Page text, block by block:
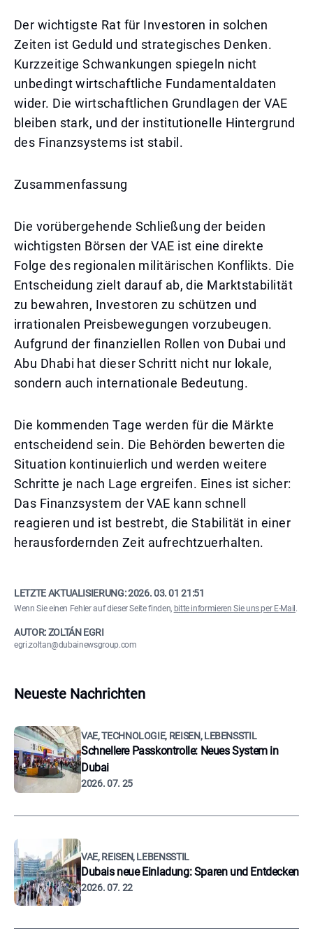
Der wichtigste Rat für Investoren in solchen
Zeiten ist Geduld und strategisches Denken.
Kurzzeitige Schwankungen spiegeln nicht
unbedingt wirtschaftliche Fundamentaldaten
wider. Die wirtschaftlichen Grundlagen der VAE
bleiben stark, und der institutionelle Hintergrund
des Finanzsystems ist stabil.
Zusammenfassung
Die vorübergehende Schließung der beiden
wichtigsten Börsen der VAE ist eine direkte
Folge des regionalen militärischen Konflikts. Die
Entscheidung zielt darauf ab, die Marktstabilität
zu bewahren, Investoren zu schützen und
irrationalen Preisbewegungen vorzubeugen.
Aufgrund der finanziellen Rollen von Dubai und
Abu Dhabi hat dieser Schritt nicht nur lokale,
sondern auch internationale Bedeutung.
Die kommenden Tage werden für die Märkte
entscheidend sein. Die Behörden bewerten die
Situation kontinuierlich und werden weitere
Schritte je nach Lage ergreifen. Eines ist sicher:
Das Finanzsystem der VAE kann schnell
reagieren und ist bestrebt, die Stabilität in einer
herausfordernden Zeit aufrechtzuerhalten.
LETZTE AKTUALISIERUNG:2026. 03. 01 21:51
Wenn Sie einen Fehler auf dieser Seite finden, bitte informieren Sie uns per E-Mail .
AUTOR: ZOLTÁN EGRI
egri.zoltan@dubainewsgroup.com
Neueste Nachrichten
VAE, TECHNOLOGIE, REISEN, LEBENSSTIL
Schnellere Passkontrolle: Neues System in
Dubai
2026. 07. 25
VAE, REISEN, LEBENSSTIL
Dubais neue Einladung: Sparen und Entdecken
2026. 07. 22